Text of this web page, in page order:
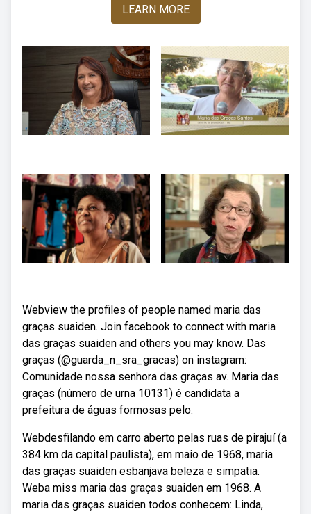
LEARN MORE
Webview the profiles of people named maria das
graças suaiden. Join facebook to connect with maria
das graças suaiden and others you may know. Das
graças (@guarda_n_sra_gracas) on instagram:
Comunidade nossa senhora das graças av. Maria das
graças (número de urna 10131) é candidata a
prefeitura de águas formosas pelo.
Webdesfilando em carro aberto pelas ruas de pirajuí (a
384 km da capital paulista), em maio de 1968, maria
das graças suaiden esbanjava beleza e simpatia.
Weba miss maria das graças suaiden em 1968. A
maria das graças suaiden todos conhecem: Linda,